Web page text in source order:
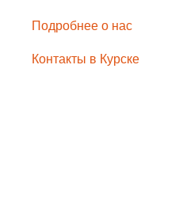
Подробнее о нас
Контакты в Курске